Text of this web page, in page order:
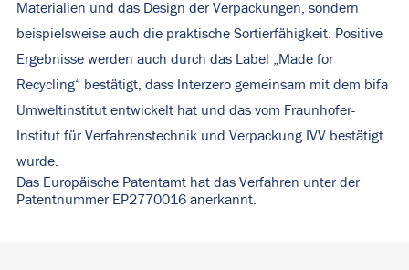
Materialien und das Design der Verpackungen, sondern
beispielsweise auch die praktische Sortierfähigkeit. Positive
Ergebnisse werden auch durch das Label „Made for
Recycling“ bestätigt, dass Interzero gemeinsam mit dem bifa
Umweltinstitut entwickelt hat und das vom Fraunhofer-
Institut für Verfahrenstechnik und Verpackung IVV bestätigt
wurde.
Das Europäische Patentamt hat das Verfahren unter der
Patentnummer EP2770016 anerkannt.